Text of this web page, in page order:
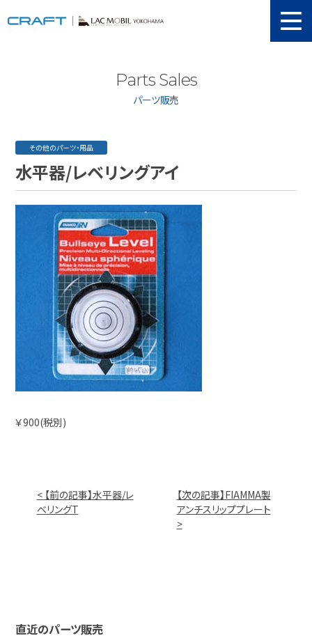
取り扱い新車
認証工場
カスタマイズ
ユーザーボイス
イベント
Parts Sales
パーツ販売
その他のパーツ・用品
水平器/レベリングアイ
￥900(税別)
< 【前の記事】水平器/レ
ベリングT
【次の記事】FIAMMA製
アンチスリッププレート
>
直近のパーツ販売